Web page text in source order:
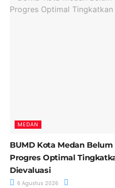
MEDAN
BUMD Kota Medan
Progres Optimal
Dievaluasi
6 Agustus 2026